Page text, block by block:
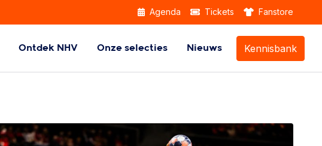
Agenda Tickets Fanstore
Ontdek NHV Onze selecties Nieuws Kennisbank